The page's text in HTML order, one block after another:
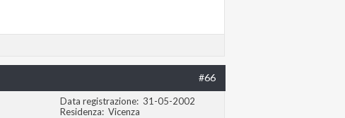
come host tuonickname.altervista.org, per il recupero
#66
Data registrazione 31-05-2002
Residenza
Vicenza